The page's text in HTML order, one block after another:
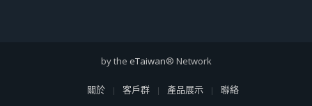
by the eTaiwan® Network
關於 客戶群 產品展示 聯絡